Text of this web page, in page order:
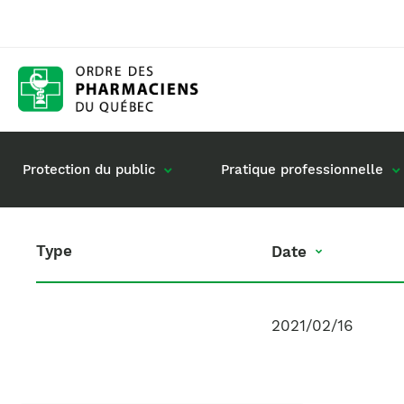
Protection du public Pratique professionnelle
Gestion de mon dossier
Exercice en société
Type Date
Date
2021/02/16